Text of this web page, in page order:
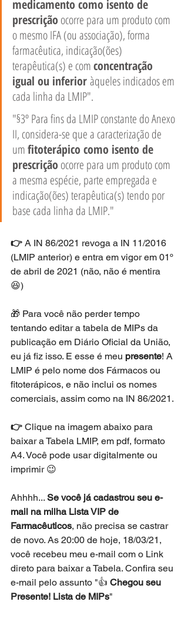
medicamento como isento de
prescrição ocorre para um produto com
o mesmo IFA (ou associação), forma
farmacêutica, indicação(ões)
terapêutica(s) e com concentração
igual ou inferior àqueles indicados em
cada linha da LMIP".
"§3º Para fins da LMIP constante do Anexo
II, considera-se que a caracterização de
um fitoterápico como isento de
prescrição ocorre para um produto com
a mesma espécie, parte empregada e
indicação(ões) terapêutica(s) tendo por
base cada linha da LMIP."
👉 A IN 86/2021 revoga a IN 11/2016
(LMIP anterior) e entra em vigor em 01º
de abril de 2021 (não, não é mentira
😆)
🎁 Para você não perder tempo
tentando editar a tabela de MIPs da
publicação em Diário Oficial da União,
eu já fiz isso. E esse é meu presente! A
LMIP é pelo nome dos Fármacos ou
fitoterápicos, e não inclui os nomes
comerciais, assim como na IN 86/2021.
👉 Clique na imagem abaixo para
baixar a Tabela LMIP, em pdf, formato
A4. Você pode usar digitalmente ou
imprimir 😉
Ahhhh... Se você já cadastrou seu e-
mail na milha Lista VIP de
Farmacêuticos, não precisa se castrar
de novo. As 20:00 de hoje, 18/03/21,
você recebeu meu e-mail com o Link
direto para baixar a Tabela. Confira seu
e-mail pelo assunto "👍 Chegou seu
Presente! Lista de MIPs"